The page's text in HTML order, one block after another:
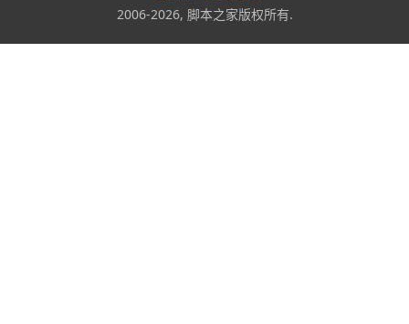
2006-2026, 脚本之家版权所有.